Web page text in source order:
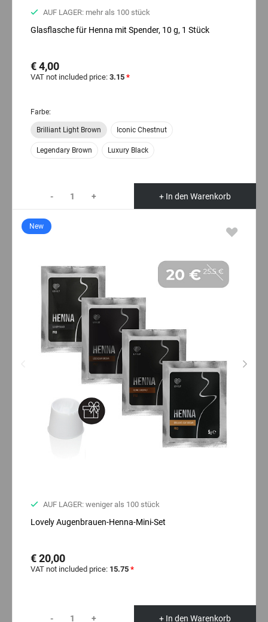
AUF LAGER: mehr als 100 stück
Glasflasche für Henna mit Spender, 10 g, 1 Stück
€ 4,00
VAT not included price: 3.15 *
Farbe:
Brilliant Light Brown Iconic Chestnut
Legendary Brown Luxury Black
- + + In den Warenkorb
New
AUF LAGER: weniger als 100 stück
Lovely Augenbrauen-Henna-Mini-Set
€ 20,00
VAT not included price: 15.75 *
- + + In den Warenkorb